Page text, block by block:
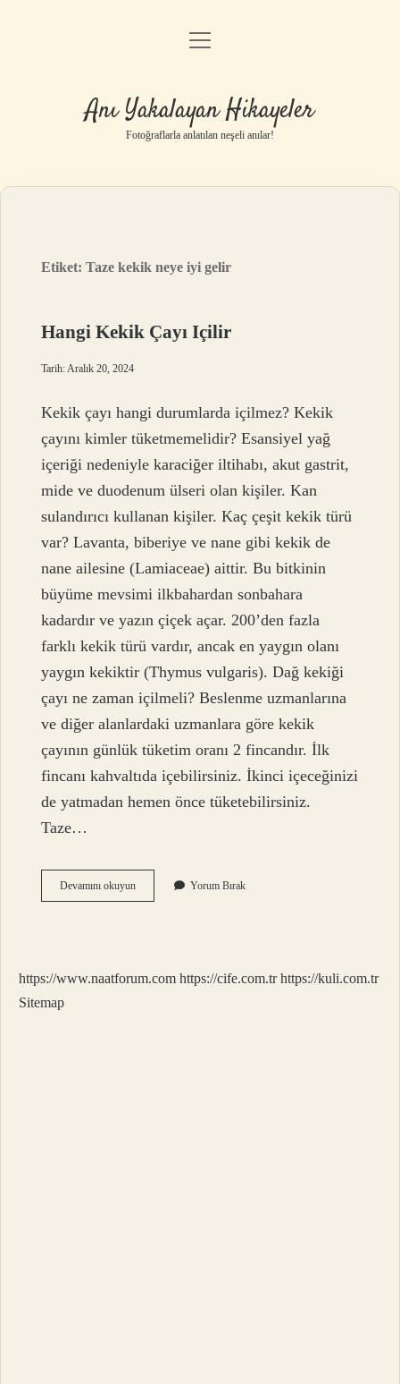
Anasayfa
Yasal Uyarı
menüyü
Anı Yakalayan Hikayeler
Fotoğraflarla anlatılan neşeli anılar!
Etiket:Taze kekik neye iyi gelir
Hangi Kekik Çayı Içilir
Tarih: Aralık 20, 2024
Kekik çayı hangi durumlarda içilmez? Kekik
çayını kimler tüketmemelidir? Esansiyel yağ
içeriği nedeniyle karaciğer iltihabı, akut gastrit,
mide ve duodenum ülseri olan kişiler. Kan
sulandırıcı kullanan kişiler. Kaç çeşit kekik türü
var? Lavanta, biberiye ve nane gibi kekik de
nane ailesine (Lamiaceae) aittir. Bu bitkinin
büyüme mevsimi ilkbahardan sonbahara
kadardır ve yazın çiçek açar. 200’den fazla
farklı kekik türü vardır, ancak en yaygın olanı
yaygın kekiktir (Thymus vulgaris). Dağ kekiği
çayı ne zaman içilmeli? Beslenme uzmanlarına
ve diğer alanlardaki uzmanlara göre kekik
çayının günlük tüketim oranı 2 fincandır. İlk
fincanı kahvaltıda içebilirsiniz. İkinci içeceğinizi
de yatmadan hemen önce tüketebilirsiniz.
Taze…
Devamını okuyunHangi
Kekik
Yorum Bırak
https://www.naatforum.com https://cife.com.tr https://kuli.com.tr
Sitemap